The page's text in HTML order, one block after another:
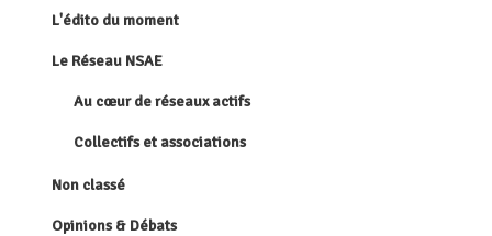
L'édito du moment
Le Réseau NSAE
Au cœur de réseaux actifs
Collectifs et associations
Non classé
Opinions & Débats